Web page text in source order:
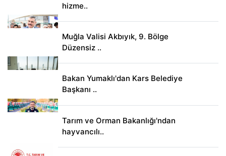
hizme..
Muğla Valisi Akbıyık, 9. Bölge
Düzensiz ..
Bakan Yumaklı'dan Kars Belediye
Başkanı ..
Tarım ve Orman Bakanlığı'ndan
hayvancılı..